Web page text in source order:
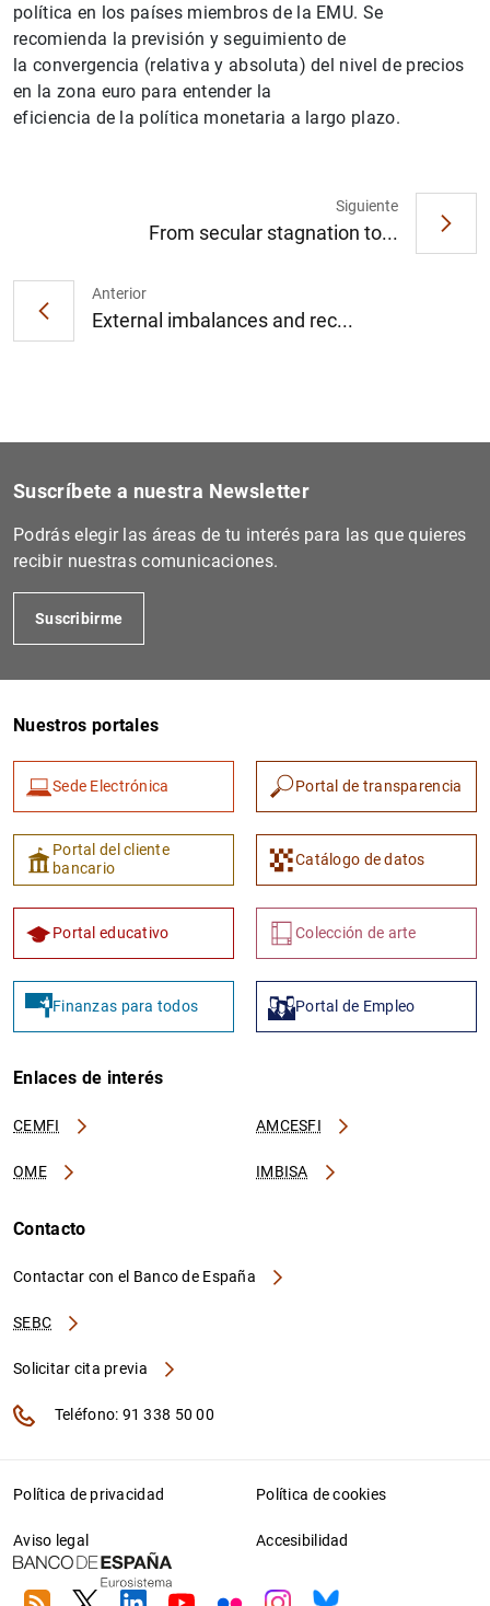
política en los países miembros de la EMU. Se
recomienda la previsión y seguimiento de
la convergencia (relativa y absoluta) del nivel de precios
en la zona euro para entender la
eficiencia de la política monetaria a largo plazo.
Anterior
External imbalances and rec...
Siguiente
From secular stagnation to...
Suscríbete a nuestra Newsletter
Podrás elegir las áreas de tu interés para las que quieres
recibir nuestras comunicaciones.
Suscribirme
Nuestros portales
Sede Electrónica Portal de transparencia
Portal del cliente
bancario
Catálogo de datos
Portal educativo Colección de arte
Finanzas para todos Portal de Empleo
Enlaces de interés
CEMFI AMCESFI
OME IMBISA
Contacto
Contactar con el Banco de España
SEBC
Solicitar cita previa
Teléfono: 91 338 50 00
Política de privacidad Política de cookies
Aviso legal Accesibilidad